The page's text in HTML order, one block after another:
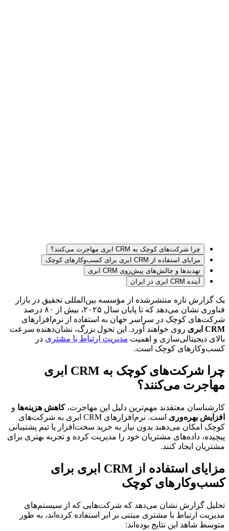
چرا شرکت‌های کوچک به CRM ابری مهاجرت می‌کنند؟
مزایای استفاده از CRM ابری برای کسب‌وکارهای کوچک
تهدیدها و چالش‌های پیش‌روی CRM ابری
آینده CRM ابری در ایران
یک گزارش تازه منتشرشده از مؤسسه بین‌المللی تحقیق در بازار
فناوری نشان می‌دهد که تا پایان سال ۲۰۲۵، بیش از ۸۰ درصد
شرکت‌های کوچک در سراسر جهان به استفاده از نرم‌افزارهای
CRM ابری
روی خواهند آورد. این تحول بزرگ، نشان‌دهنده سرعت
بالای دیجیتالی‌سازی و اهمیت مدیریت ارتباط با مشتری در
کسب‌وکارهای کوچک است.
چرا شرکت‌های کوچک به CRM ابری
مهاجرت می‌کنند؟
کارشناسان معتقدند مهم‌ترین دلیل این مهاجرت،کاهش هزینه‌ها و
افزایش بهره‌وری
است. نرم‌افزارهای CRM ابری به شرکت‌های
کوچک امکان می‌دهند بدون نیاز به خرید سخت‌افزار یا تیم پشتیبانی
پیچیده، داده‌های مشتریان خود را مدیریت کرده و تجربه بهتری برای
مشتریان ایجاد کنند.
مزایای استفاده از CRM ابری برای
کسب‌وکارهای کوچک
تحلیل گزارش نشان می‌دهد که شرکت‌هایی که از سیستم‌های
مدیریت ارتباط با مشتری مبتنی بر ابر استفاده کرده‌اند، به طور
متوسط شاهد این نتایج بوده‌اند: